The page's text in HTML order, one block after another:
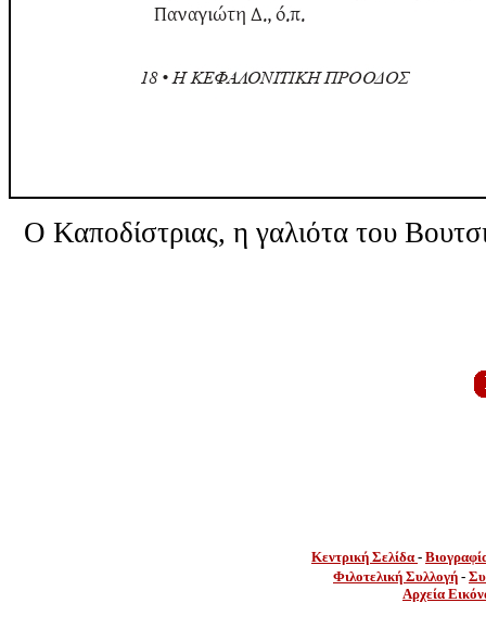
Ο Καποδίστριας, η γαλιότα του
Κεντρική Σελίδα -
Φιλοτελική Συλλογή -
Αρχεία